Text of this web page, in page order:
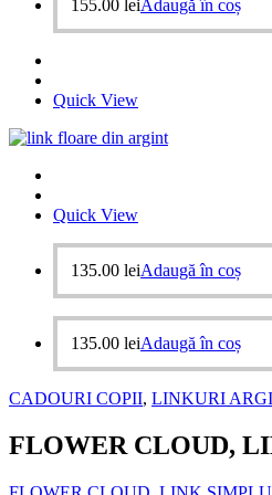
155.00 leiAdaugă în coș
Quick View
Quick View
135.00 leiAdaugă în coș
135.00 leiAdaugă în coș
CADOURI COPII, LINKURI
FLOWER CLOUD,